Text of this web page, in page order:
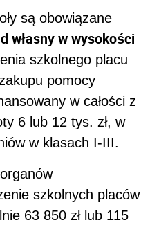
są obowiązane
własny w wysokości
szkolnego placu
pomocy
w całości z
6 lub 12 tys. zł, w
w klasach I-III.
szkolnych placów
63 850 zł lub 115